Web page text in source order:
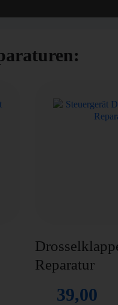
Reparatur
39,00